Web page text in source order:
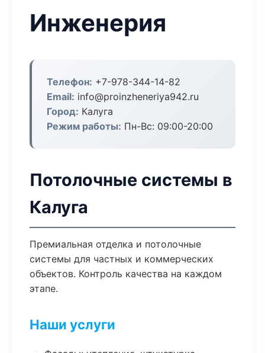
Инженерия
Телефон: +7-978-344-14-82
Email: info@proinzheneriya942.ru
Город: Калуга
Режим работы: Пн-Вс: 09:00-20:00
Потолочные системы в
Калуга
Премиальная отделка и потолочные
системы для частных и коммерческих
объектов. Контроль качества на каждом
этапе.
Наши услуги